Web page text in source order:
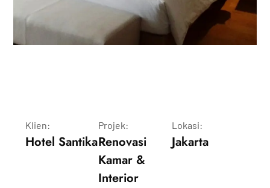
Klien:
Hotel Santika
Projek:
Renovasi
Kamar &
Interior
Lokasi:
Jakarta